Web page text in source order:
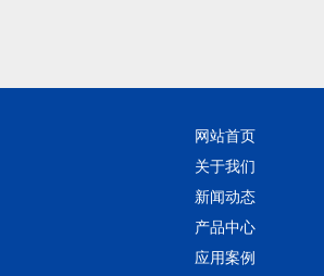
网站首页
关于我们
新闻动态
产品中心
应用案例